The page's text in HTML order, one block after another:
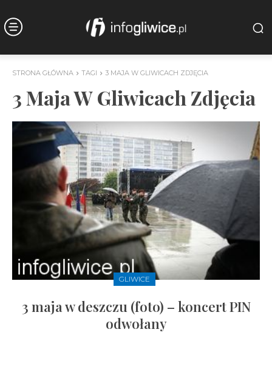
STRONA GŁÓWNA TAGI 3 MAJA W GLIWICACH ZDJĘCIA
3 Maja W Gliwicach Zdjęcia
GLIWICE
3 maja w deszczu (foto) – koncert PIN
odwołany